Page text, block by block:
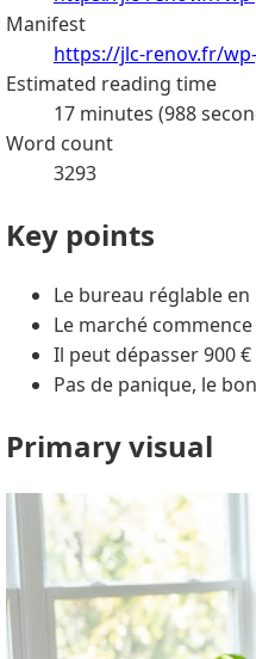
Manifest
https://jlc-renov.fr/
Estimated reading time
17 minutes (988
Word count
3293
Key points
Le bureau réglable
Le marché
Il peut dépasser 900
Pas de panique, le
Primary visual